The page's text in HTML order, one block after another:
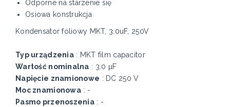
Odporne na starzenie się
Osiowa konstrukcja
Kondensator foliowy MKT, 3.0uF, 250V
Typ urządzenia: MKT film capacitor
Wartość nominalna : 3.0 µF
Napięcie znamionowe : DC 250 V
Moc znamionowa: -
Pasmo przenoszenia : -